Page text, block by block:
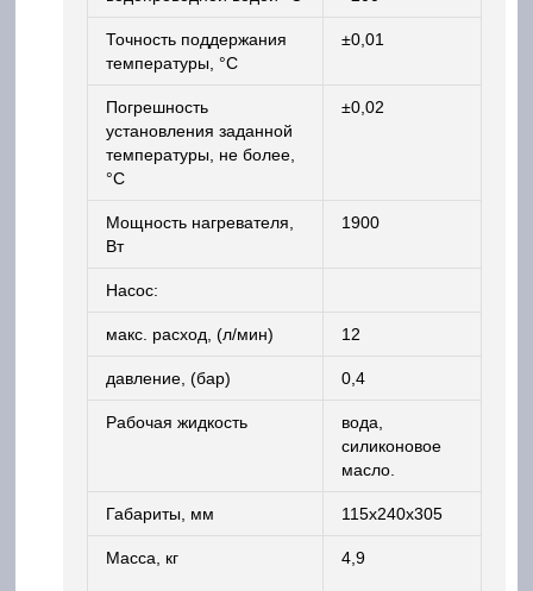
Точность поддержания
температуры, °С
±0,01
Погрешность
установления заданной
температуры, не более,
°С
±0,02
Мощность нагревателя,
Вт
1900
Насос:
макс. расход, (л/мин) 12
давление, (бар) 0,4
Рабочая жидкость
вода,
силиконовое
масло.
Габариты, мм 115х240х305
Масса, кг 4,9